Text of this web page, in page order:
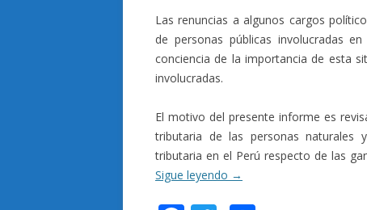
Las renuncias a algunos cargos
de personas públicas involucradas
conciencia de la importancia de esta
involucradas.
El motivo del presente informe es
tributaria de las personas naturales
tributaria en el Perú respecto de las
Sigue leyendo →